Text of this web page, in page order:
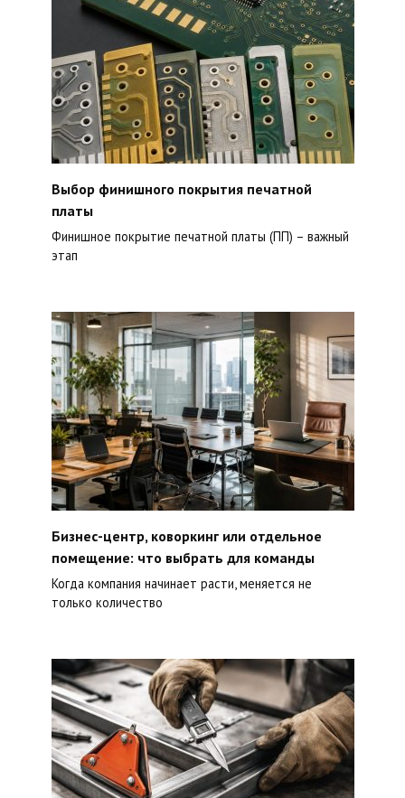
Выбор финишного покрытия печатной
платы
Финишное покрытие печатной платы (ПП) – важный
этап
Бизнес-центр, коворкинг или отдельное
помещение: что выбрать для команды
Когда компания начинает расти, меняется не
только количество